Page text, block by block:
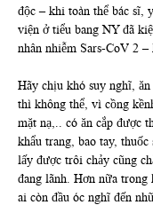
độc – khi toàn thể bác sĩ,
viện ở tiểu bang NY đã
nhân nhiễm Sars-CoV 2
Hãy chịu khó suy nghĩ,
thì không thể, vì cồng
mặt nạ,.. có ăn cắp được
khẩu trang, bao tay,
lấy được trôi chảy cũng
đang lãnh. Hơn nữa trong
ai còn đầu óc nghĩ đến